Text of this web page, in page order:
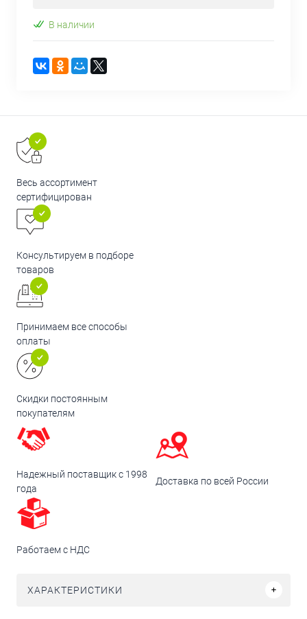
В наличии
Весь ассортимент
сертифицирован
Консультируем в подборе
товаров
Принимаем все способы
оплаты
Скидки постоянным
покупателям
Надежный поставщик с 1998
года
Доставка по всей России
Работаем с НДС
ХАРАКТЕРИСТИКИ